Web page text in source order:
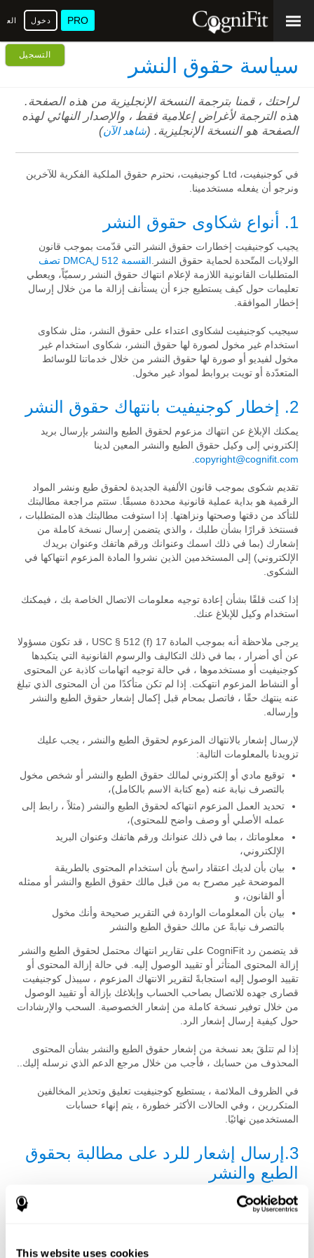
This website uses cookies
PRO دخول
التسجيل سياسة حقوق النشر
لراحتك ، قمنا بترجمة النسخة الإنجليزية من هذه الصفحة.
هذه الترجمة لأغراض إعلامية فقط ، والإصدار النهائي لهذه
الصفحة هو النسخة الإنجليزية. (شاهد الآن)
في كوجنيفيت، Ltd كوجنيفيت، نحترم حقوق الملكية الفكرية للآخرين
ونرجو أن يفعله مستخدمينا.
1. أنواع شكاوى حقوق النشر
يجيب كوجنيفيت إخطارات حقوق النشر التي قدّمت بموجب قانون
الولايات المتّحدة لحماية حقوق النشر. القسمة 512 لDMCA تصف
المتطلبات القانونية اللازمة لإعلام انتهاك حقوق النشر رسميّاً، ويعطي
تعليمات حول كيف يستطيع جزء أن يستأنف إزالة ما من خلال إرسال
إخطار الموافقة.
سيجيب كوجنيفيت لشكاوى اعتداء على حقوق النشر، مثل شكاوى
استخدام غير مخول لصورة لها حقوق النشر، شكاوى استخدام غير
مخول لفيديو أو صورة لها حقوق النشر من خلال خدماتنا للوسائط
المتعدّدة أو تويت بروابط لمواد غير مخول.
2. إخطار كوجنيفيت بانتهاك حقوق النشر
يمكنك الإبلاغ عن انتهاك مزعوم لحقوق الطبع والنشر بإرسال بريد
إلكتروني إلى وكيل حقوق الطبع والنشر المعين لدينا
copyright@cognifit.com
تقديم شكوى بموجب قانون الألفية الجديدة لحقوق طبع ونشر المواد
الرقمية هو بداية عملية قانونية محددة مسبقًا. ستتم مراجعة مطالبتك
للتأكد من دقتها وصحتها ونزاهتها. إذا استوفت مطالبتك هذه المتطلبات ،
فسنتخذ قرارًا بشأن طلبك ، والذي يتضمن إرسال نسخة كاملة من
إشعارك (بما في ذلك اسمك وعنوانك ورقم هاتفك وعنوان بريدك
الإلكتروني) إلى المستخدمين الذين نشروا المادة المزعوم انتهاكها في
الشكوى.
إذا كنت قلقًا بشأن إعادة توجيه معلومات الاتصال الخاصة بك ، فيمكنك
استخدام وكيل للإبلاغ عنك.
يرجى ملاحظة أنه بموجب المادة 17 USC § 512 (f) ، قد تكون مسؤولا
عن أي أضرار ، بما في ذلك التكاليف والرسوم القانونية التي يتكبدها
كوجنيفيت أو مستخدموها ، في حالة توجيه اتهامات كاذبة عن المحتوى
أو النشاط المزعوم انتهكت. إذا لم تكن متأكدًا من أن المحتوى الذي تبلغ
عنه ينتهك حقًا ، فاتصل بمحام قبل إكمال إشعار حقوق الطبع والنشر
وإرساله.
لإرسال إشعار بالانتهاك المزعوم لحقوق الطبع والنشر ، يجب عليك
تزويدنا بالمعلومات التالية:
توقيع مادي أو إلكتروني لمالك حقوق الطبع والنشر أو شخص مخول
بالتصرف نيابة عنه (مع كتابة الاسم بالكامل)،
تحديد العمل المزعوم انتهاكه لحقوق الطبع والنشر (مثلاً ، رابط إلى
عمله الأصلي أو وصف واضح للمحتوى)،
معلوماتك ، بما في ذلك عنوانك ورقم هاتفك وعنوان البريد
الإلكتروني،
بيان بأن لديك اعتقاد راسخ بأن استخدام المحتوى بالطريقة
الموضحة غير مصرح به من قبل مالك حقوق الطبع والنشر أو ممثله
أو القانون، و
بيان بأن المعلومات الواردة في التقرير صحيحة وأنك مخول
بالتصرف نيابةً عن مالك حقوق الطبع والنشر
قد يتضمن رد CogniFit على تقارير انتهاك محتمل لحقوق الطبع والنشر
إزالة المحتوى المتأثر أو تقييد الوصول إليه. في حالة إزالة المحتوى أو
تقييد الوصول إليه استجابةً لتقرير الانتهاك المزعوم ، سيبذل كوجنيفيت
قصارى جهده للاتصال بصاحب الحساب وإبلاغك بإزالة أو تقييد الوصول
من خلال توفير نسخة كاملة من إشعار الخصوصية. السحب والإرشادات
حول كيفية إرسال إشعار الرد.
إذا لم تتلقَ بعد نسخة من إشعار حقوق الطبع والنشر بشأن المحتوى
المحذوف من حسابك ، فأجب من خلال مرجع الدعم الذي نرسله إليك..
في الظروف الملائمة ، يستطيع كوجنيفيت تعليق وتحذير المخالفين
المتكررين ، وفي الحالات الأكثر خطورة ، يتم إنهاء حسابات
المستخدمين نهائيًا.
3.إرسال إشعار للرد على مطالبة بحقوق
الطبع والنشر
إذا كنت تعتقد أن المادة التي تم الإبلاغ عنها في إشعار حقوق الطبع
والنشر التي تلقيتها قد تم تحديدها بشكل خاطئ أو تم حذفها بسبب خطأ
قد ينتج عن إعادة نشر المواد المحذوفة استجابة لإشعار حقوق الطبع